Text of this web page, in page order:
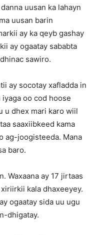
uusan ka lahayn
uusan barin
ay ka qeyb gashay
ay ogaatay sababta
sawiro.
ay socotay xafladda in
oo cod hoose
u dhex mari karo wiil
saaxiibkeed kama
ag-joogisteeda. Mana
baro.
Waxaana ay 17 jirtaas
kala dhaxeeyey.
ogaatay sida uu ugu
dhigatay.